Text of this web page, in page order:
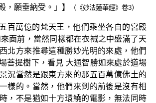
，願垂納受。」】
（《妙法蓮華經》卷3）
百萬億的梵天王，他們乘坐各自的宮殿
面前，當然同樣都在衣裓之中盛滿了天
北方來推尋這種勝妙光明的來處，他們
菩提樹下，看見 大通智勝如來處於道場
況當然是跟東方來的那五百萬億佛土的
樣的。當然，他們來到的前後是沒有相
，不是猶如十方環繞的電影，無法同時